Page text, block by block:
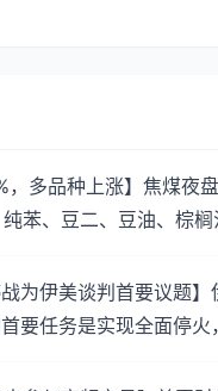
，多品种上涨】焦煤
苯、豆二、豆油、棕榈
战为伊美谈判首要议题
要任务是实现全面停火